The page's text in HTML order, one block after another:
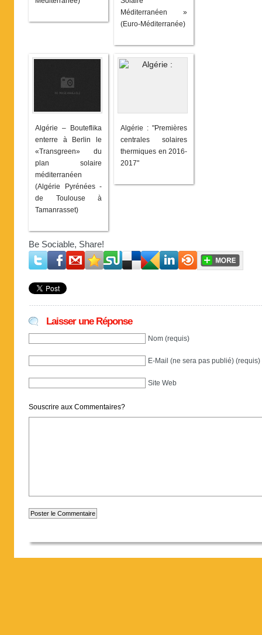
Méditerranéen »
(Euro-Méditerranée)
Algérie – Bouteflika
enterre à Berlin le
«Transgreen» du
plan solaire
méditerranéen
(Algérie Pyrénées -
de Toulouse à
Tamanrasset)
Algérie : "Premières
centrales solaires
thermiques en 2016-
2017"
Be Sociable, Share!
Laisser une Réponse
Nom (requis)
E-Mail (ne sera pas publié) (requis)
Site Web
Souscrire aux Commentaires?